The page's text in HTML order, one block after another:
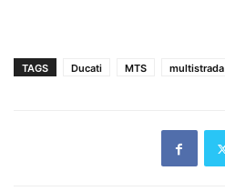
TAGS Ducati MTS multistrada